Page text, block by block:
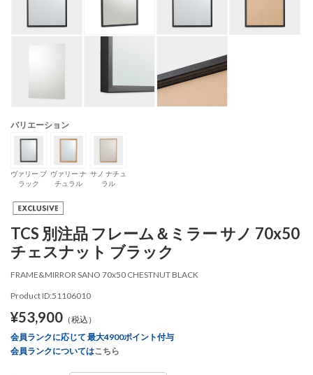
バリエーション
ヴァリー ブ
ラック
ヴァリー ナ
チュラル
サノ ナチュ
ラル
TCS 別注品 フレーム＆ミラー サノ 70x50
チェスナット ブラック
FRAME&MIRROR SANO 70x50 CHESTNUT BLACK
Product ID:51106010
¥53,900 （税込）
会員ランクに応じて 最大4900ポイント付与
会員ランクについてはこちら